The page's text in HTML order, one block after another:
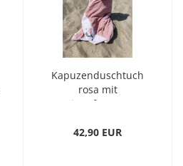
Kapuzenduschtuch
rosa mit
Meerjungfrau 140x70
42,90 EUR